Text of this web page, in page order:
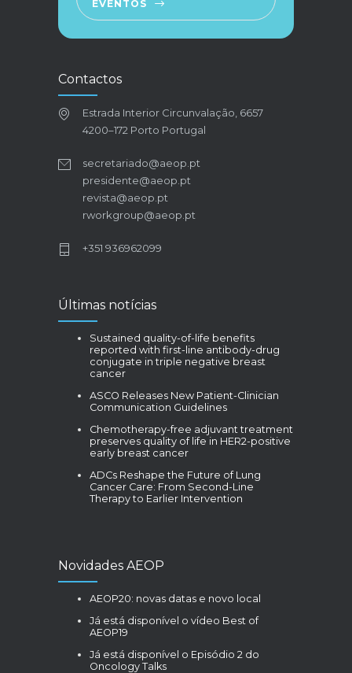
EVENTOS
Contactos
Estrada Interior Circunvalação, 6657
4200–172 Porto Portugal
secretariado@aeop.pt
presidente@aeop.pt
revista@aeop.pt
rworkgroup@aeop.pt
+351 936962099
Últimas notícias
Sustained quality-of-life benefits
reported with first-line antibody-drug
conjugate in triple negative breast
cancer
ASCO Releases New Patient-Clinician
Communication Guidelines
Chemotherapy-free adjuvant treatment
preserves quality of life in HER2-positive
early breast cancer
ADCs Reshape the Future of Lung
Cancer Care: From Second-Line
Therapy to Earlier Intervention
Novidades AEOP
AEOP20: novas datas e novo local
Já está disponível o vídeo Best of
AEOP19
Já está disponível o Episódio 2 do
Oncology Talks